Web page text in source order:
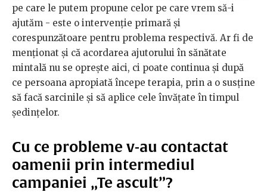
pe care le putem propune celor pe care vrem să-i
ajutăm - este o intervenție primară și
corespunzătoare pentru problema respectivă. Ar fi de
menționat și că acordarea ajutorului în sănătate
mintală nu se oprește aici, ci poate continua și după
ce persoana apropiată începe terapia, prin a o susține
să facă sarcinile și să aplice cele învățate în timpul
ședințelor.
Cu ce probleme v-au contactat
oamenii prin intermediul
campaniei „Te ascult”?